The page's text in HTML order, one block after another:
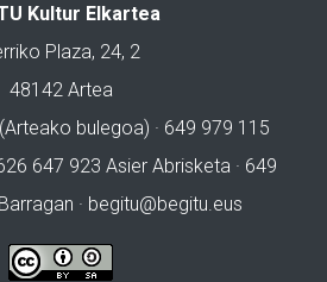
Kultur Elkartea
Plaza, 24, 2
48142 Artea
bulegoa) · 649 979 115
647 923 Asier Abrisketa · 649
· begitu@begitu.eus